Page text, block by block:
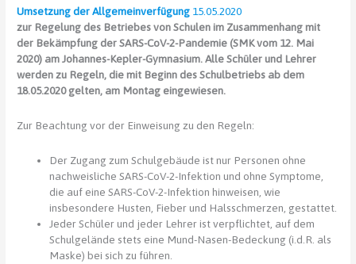
Umsetzung der Allgemeinverfügung 15.05.2020
zur Regelung des Betriebes von Schulen im Zusammenhang mit
der Bekämpfung der SARS-CoV-2-Pandemie (SMK vom 12. Mai
2020) am Johannes-Kepler-Gymnasium. Alle Schüler und Lehrer
werden zu Regeln, die mit Beginn des Schulbetriebs ab dem
18.05.2020 gelten, am Montag eingewiesen.
Zur Beachtung vor der Einweisung zu den Regeln:
Der Zugang zum Schulgebäude ist nur Personen ohne
nachweisliche SARS-CoV-2-Infektion und ohne Symptome,
die auf eine SARS-CoV-2-Infektion hinweisen, wie
insbesondere Husten, Fieber und Halsschmerzen, gestattet.
Jeder Schüler und jeder Lehrer ist verpflichtet, auf dem
Schulgelände stets eine Mund-Nasen-Bedeckung (i.d.R. als
Maske) bei sich zu führen.